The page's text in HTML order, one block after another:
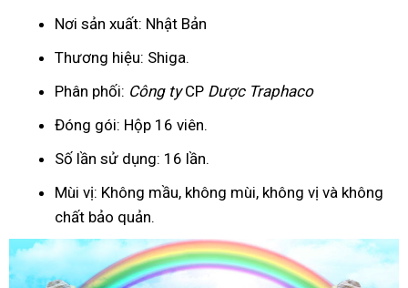
Nơi sản xuất: Nhật Bản
Thương hiệu: Shiga.
Phân phối: Công tyCP Dược Traphaco
Đóng gói: Hộp 16 viên.
Số lần sử dụng: 16 lần.
Mùi vị: Không mầu, không mùi, không vị và không
chất bảo quản.